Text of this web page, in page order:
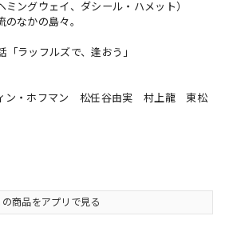
ミングウェイ、ダシール・ハメット）
なかの島々。
ラッフルズで、逢おう」
ン・ホフマン 松任谷由実 村上龍 東松
の商品をアプリで見る